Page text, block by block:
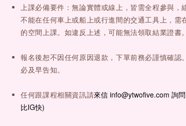
上課必備要件：無論實體或線上，皆需全程參與，
不能在任何車上或船上或行進間的交通工具上，需
的空間上課。如違反上述，可能無法領取結業證書。
報名後恕不因任何原因退款，下單前務必謹慎確認
必及早告知。
任何跟課程相關資訊請來信 info@ytwofive.com 詢
比IG快)